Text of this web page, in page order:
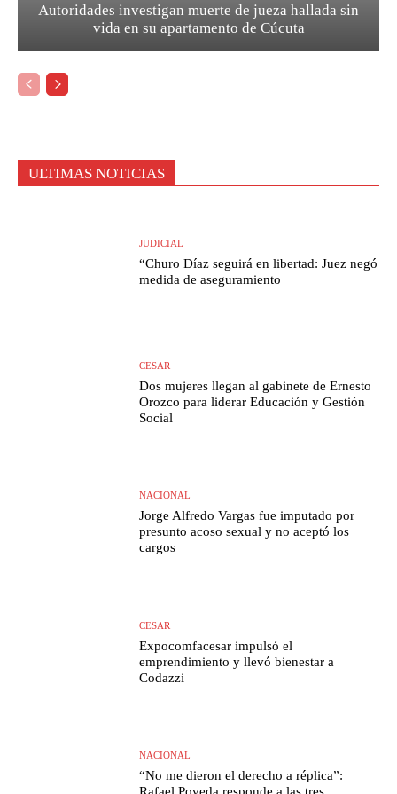
Autoridades investigan muerte de jueza hallada sin
vida en su apartamento de Cúcuta
ULTIMAS NOTICIAS
JUDICIAL
“Churo Díaz seguirá en libertad: Juez negó
medida de aseguramiento
CESAR
Dos mujeres llegan al gabinete de Ernesto
Orozco para liderar Educación y Gestión
Social
NACIONAL
Jorge Alfredo Vargas fue imputado por
presunto acoso sexual y no aceptó los
cargos
CESAR
Expocomfacesar impulsó el
emprendimiento y llevó bienestar a
Codazzi
NACIONAL
“No me dieron el derecho a réplica”: